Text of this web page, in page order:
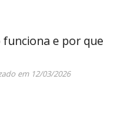
funciona e por que
em 12/03/2026